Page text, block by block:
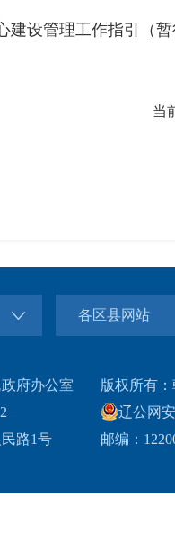
建设管理工作指引（
当
各区县网站
府办公室
路1号
版权所有
辽公网
邮编：